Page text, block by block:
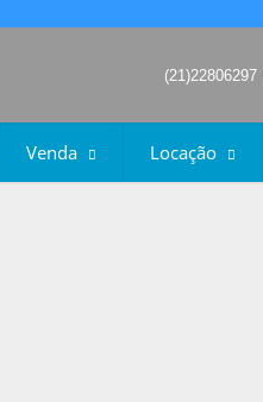
(21)22806297
Venda Locação